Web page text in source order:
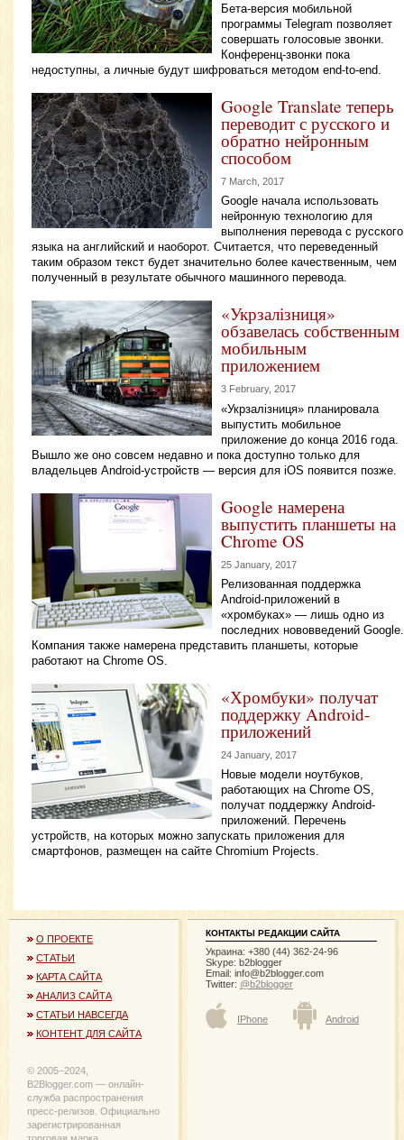
Бета-версия мобильной
программы Telegram позволяет
совершать голосовые звонки.
Конференц-звонки пока
недоступны, а личные будут шифроваться методом end-to-end.
Google Translate теперь
переводит с русского и
обратно нейронным
способом
7 March, 2017
Google начала использовать
нейронную технологию для
выполнения перевода с русского
языка на английский и наоборот. Считается, что переведенный
таким образом текст будет значительно более качественным, чем
полученный в результате обычного машинного перевода.
«Укрзалізниця»
обзавелась собственным
мобильным
приложением
3 February, 2017
«Укрзалізниця» планировала
выпустить мобильное
приложение до конца 2016 года.
Вышло же оно совсем недавно и пока доступно только для
владельцев Android-устройств — версия для iOS появится позже.
Google намерена
выпустить планшеты на
Chrome OS
25 January, 2017
Релизованная поддержка
Android-приложений в
«хромбуках» — лишь одно из
последних нововведений Google.
Компания также намерена представить планшеты, которые
работают на Chrome OS.
«Хромбуки» получат
поддержку Android-
приложений
24 January, 2017
Новые модели ноутбуков,
работающих на Chrome OS,
получат поддержку Android-
приложений. Перечень
устройств, на которых можно запускать приложения для
смартфонов, размещен на сайте Chromium Projects.
О ПРОЕКТЕ
СТАТЬИ
КАРТА САЙТА
АНАЛИЗ САЙТА
СТАТЬИ НАВСЕГДА
КОНТЕНТ ДЛЯ САЙТА
© 2005−2024,
B2Blogger.com — онлайн-
служба распространения
пресс-релизов. Официально
зарегистрированная
КОНТАКТЫ РЕДАКЦИИ САЙТА
Украина: +380 (44) 362-24-96
Skype: b2blogger
Email: info@b2blogger.com
Twitter: @b2blogger
IPhone Android